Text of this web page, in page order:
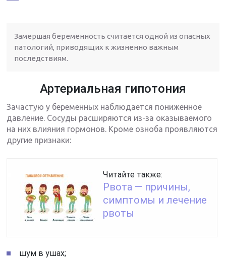
Замершая беременность считается одной из опасных
патологий, приводящих к жизненно важным
последствиям.
Артериальная гипотония
Зачастую у беременных наблюдается пониженное
давление. Сосуды расширяются из-за оказываемого
на них влияния гормонов. Кроме озноба проявляются
другие признаки:
Читайте также:
Рвота — причины,
симптомы и лечение
рвоты
шум в ушах;